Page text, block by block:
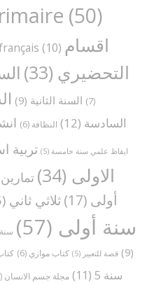
(50)
(10) اقسام
التحضيري (33)
(7)
السنة الثانية (9)
السادسة (12) النظافة (6)
ايقاظ علمي سنة خامسة (5) تربية
الاولى (34) تمارين
أولى (17) ثلاثي ثاني (15)
سنة أولى (57)
(9)
قصة للتعبير (5) كتاب موازي (6)
سنة 5
(11) مجلة جسم الانسان (6)